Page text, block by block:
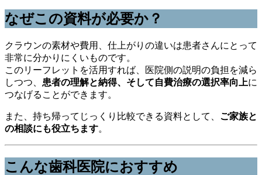
なぜこの資料が必要か？
クラウンの素材や費用、仕上がりの違いは患者さんにとって
非常に分かりにくいものです。
このリーフレットを活用すれば、医院側の説明の負担を減ら
しつつ、 患者の理解と納得、そして自費治療の選択率向上に
つなげることができます。
また、持ち帰ってじっくり比較できる資料として、 ご家族と
の相談にも役立ちます。
こんな歯科医院におすすめ